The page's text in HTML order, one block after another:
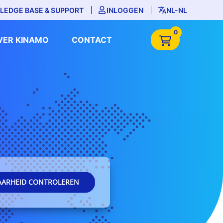
BASE & SUPPORT INLOGGEN NL-NL
KINAMO CONTACT
0
CONTROLEREN